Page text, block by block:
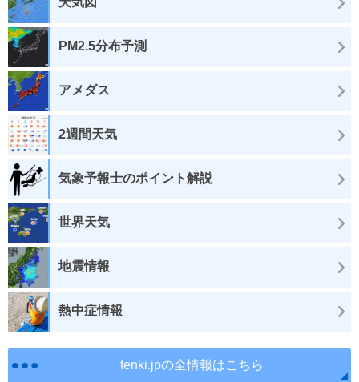
PM2.5分布予測
アメダス
2週間天気
気象予報士のポイント解説
世界天気
地震情報
熱中症情報
tenki.jpの全情報はこちら